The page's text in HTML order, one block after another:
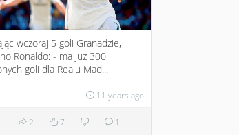
wczoraj 5 goli Granadzie,
Ronaldo: - ma już 300
goli dla Realu Mad...
11 years ago
2 7 1